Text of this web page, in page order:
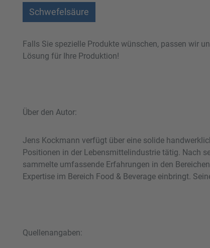
Schwefelsäure
Falls Sie spezielle Produkte wünschen, passen wir
Lösung für Ihre Produktion!
Über den Autor:
Jens Kockmann verfügt über eine solide
Positionen in der Lebensmittelindustrie tätig. Nach
sammelte umfassende Erfahrungen in den
Expertise im Bereich Food & Beverage einbringt.
Quellenangaben: